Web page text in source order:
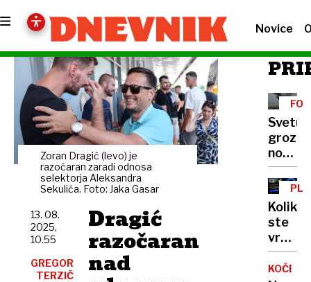
Novice
Zoran Dragić (levo) je
razočaran zaradi odnosa
selektorja Aleksandra
Sekulića. Foto: Jaka Gasar
Dragić
razočaran
nad
13. 08.
2025,
10.55
GREGOR
TERZIČ
Svetu
grozi
nova
vojna,
morda
že
konec
poletja
ALI
NE
Koliko
ste
vredni
za
KOČEVJE